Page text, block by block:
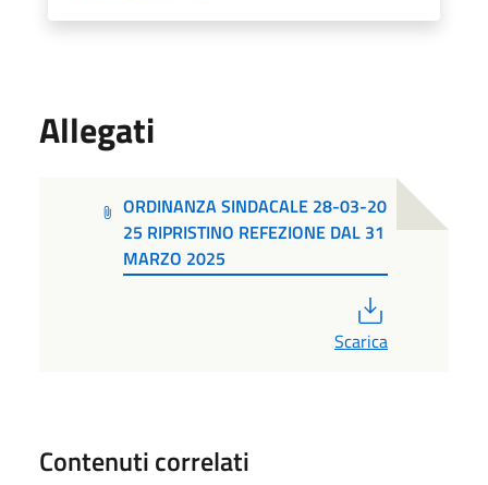
Allegati
ORDINANZA SINDACALE 28-03-20
25 RIPRISTINO REFEZIONE DAL 31
MARZO 2025
Scarica
Contenuti correlati